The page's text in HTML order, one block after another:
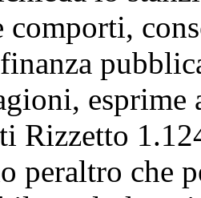
comporti,
Rizzetto
peraltro che